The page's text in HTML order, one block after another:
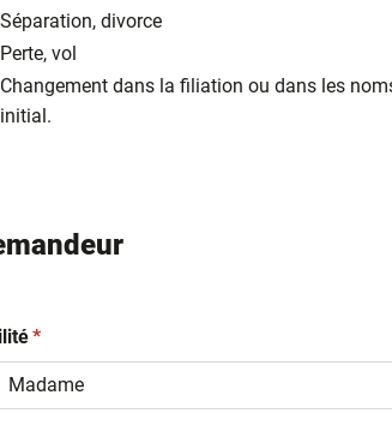
Séparation, divorce
Perte, vol
Changement dans la filiation ou dans les
initial.
(obligatoire)
*